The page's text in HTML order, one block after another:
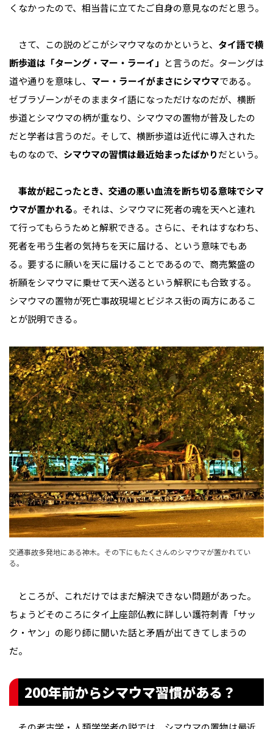
くなかったので、相当昔に立てたご自身の意見なのだと思う。
さて、この説のどこがシマウマなのかというと、 タイ語で横
断歩道は「ターング・マー・ラーイ」 と言うのだ。ターングは
道や通りを意味し、 マー・ラーイがまさにシマウマである。
ゼブラゾーンがそのままタイ語になっただけなのだが、横断
歩道とシマウマの柄が重なり、シマウマの置物が普及したの
だと学者は言うのだ。そして、横断歩道は近代に導入された
ものなので、 シマウマの習慣は最近始まったばかりだという。
事故が起こったとき、交通の悪い血流を断ち切る意味でシマ
ウマが置かれる。それは、シマウマに死者の魂を天へと連れ
て行ってもらうためと解釈できる。さらに、それはすなわち、
死者を弔う生者の気持ちを天に届ける、という意味でもあ
る。要するに願いを天に届けることであるので、商売繁盛の
祈願をシマウマに乗せて天へ送るという解釈にも合致する。
シマウマの置物が死亡事故現場とビジネス街の両方にあるこ
とが説明できる。
交通事故多発地にある神木。その下にもたくさんのシマウマが置かれてい
る。
ところが、これだけではまだ解決できない問題があった。
ちょうどそのころにタイ上座部仏教に詳しい護符刺青「サッ
ク・ヤン」の彫り師に聞いた話と矛盾が出てきてしまうの
だ。
200年前からシマウマ習慣がある？